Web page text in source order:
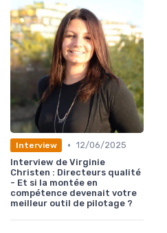
Interview • 12/06/2025
Interview de Virginie
Christen : Directeurs qualité
- Et si la montée en
compétence devenait votre
meilleur outil de pilotage ?